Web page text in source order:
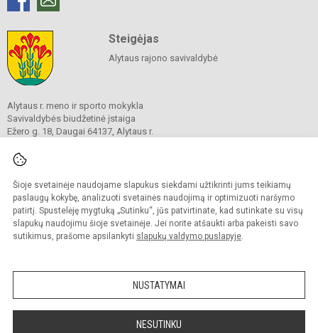
Šioje svetainėje naudojame slapukus siekdami užtikrinti jums teikiamų
paslaugų kokybę, analizuoti svetainės naudojimą ir optimizuoti naršymo
patirtį. Spustelėję mygtuką „Sutinku“, jūs patvirtinate, kad sutinkate su visų
slapukų naudojimu šioje svetainėje. Jei norite atšaukti arba pakeisti savo
sutikimus, prašome apsilankyti slapukų valdymo puslapyje.
NUSTATYMAI
NESUTINKU
Steigėjas
Alytaus rajono savivaldybė
Alytaus r. meno ir sporto mokykla
Savivaldybės biudžetinė įstaiga
Ežero g. 18, Daugai 64137, Alytaus r.
El. p. info
Duomenys kaupiami ir saugomi
Juridinių asmenų registre
Įmonės kodas 190247688
Kopijuoti turinį be raštiško mokyklos sutikimo griežtai draudžiama.
Prieinamumo paraiška Slapukų valdymas